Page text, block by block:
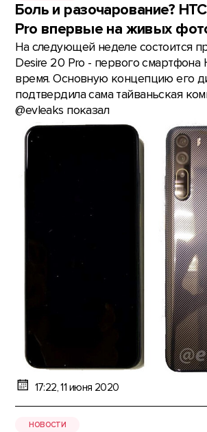
Боль и разочарование?
Pro впервые на живых
На следующей неделе состоится
Desire 20 Pro - первого смартфона
время. Основную концепцию его
подтвердила сама тайваньская
@evleaks показал
17:22, 11 июня 2020
НОВОСТИ